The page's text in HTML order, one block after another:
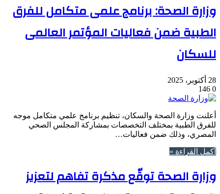
وزارة الصحة: برنامج علمى متكامل للفرق
الطبية ضمن فعاليات المؤتمر العالمى
للسكان
28 أكتوبر، 2025
0
أعلنت وزارة الصحة والسكان، تنظيم برنامج علمي متكامل موجه
للفرق الطبية بمختلف التخصصات بمشاركة المجلس الصحي
المصري، وذلك ضمن فعاليات…
أكمل القراءة »
وزارة الصحة توقّع مذكرة تفاهم لتعزيز